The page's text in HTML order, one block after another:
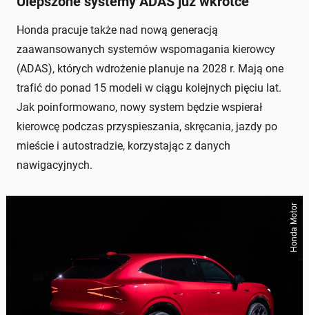
Honda pracuje także nad nową generacją
zaawansowanych systemów wspomagania kierowcy
(ADAS), których wdrożenie planuje na 2028 r. Mają one
trafić do ponad 15 modeli w ciągu kolejnych pięciu lat.
Jak poinformowano, nowy system będzie wspierał
kierowcę podczas przyspieszania, skręcania, jazdy po
mieście i autostradzie, korzystając z danych
nawigacyjnych.
Honda Motor